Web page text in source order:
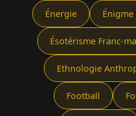
Énergie
Ésotérisme Franc-
Ethnologie
Football